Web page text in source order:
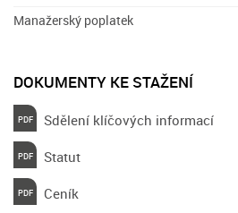
Manažerský poplatek
DOKUMENTY KE STAŽENÍ
Sdělení klíčových informací
Statut
Ceník